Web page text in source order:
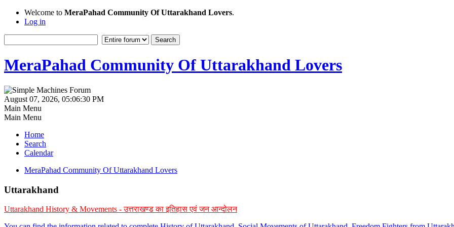
Welcome to MeraPahad Community Of Uttarakhand Lovers.
Log in
MeraPahad Community Of Uttarakhand Lovers
August 07, 2026, 05:06:30 PM
Main Menu
Main Menu
Home
Search
Calendar
MeraPahad Community Of Uttarakhand Lovers
Uttarakhand
Uttarakhand History & Movements - उत्तराखण्ड का इतिहास एवं जन आन्दोलन